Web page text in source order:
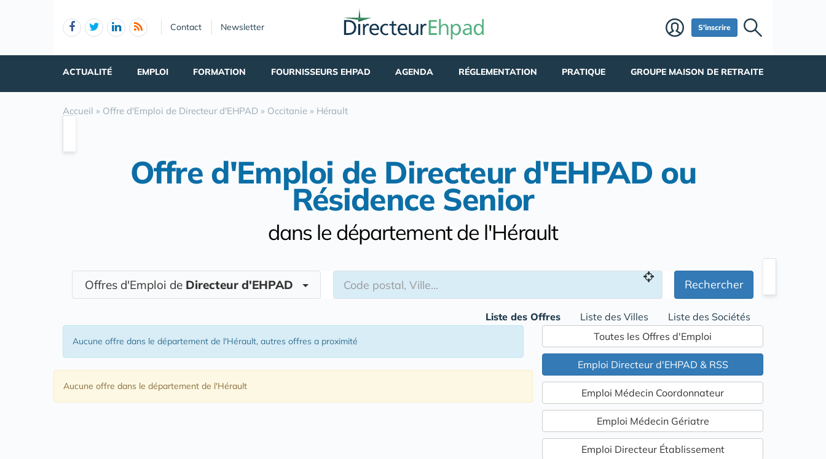
Contact Newsletter S'inscrire
ACTUALITÉ EMPLOI FORMATION FOURNISSEURS EHPAD AGENDA RÉGLEMENTATION PRATIQUE GROUPE MAISON DE RETRAITE
Accueil » Offre d'Emploi de Directeur d'EHPAD » Occitanie » Hérault
Offre d'Emploi de Directeur d'EHPAD ou
Résidence Senior
dans le département de l'Hérault
Offres d'Emploi de Directeur d'EHPAD Rechercher
Liste des Offres Liste des Villes Liste des Sociétés
Aucune offre dans le département de l'Hérault, autres offres a proximité
Aucune offre dans le département de l'Hérault
Toutes les Offres d'Emploi
Emploi Directeur d'EHPAD & RSS
Emploi Médecin Coordonnateur
Emploi Médecin Gériatre
Emploi Directeur Établissement